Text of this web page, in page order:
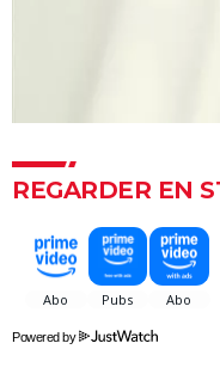
Maigret : synopsis,
dans une nouvelle
REGARDER EN
Powered by